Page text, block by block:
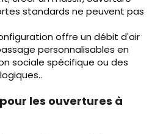
standards ne peuvent pas
offre un débit d'air
personnalisables en
sociale spécifique ou des
les ouvertures à